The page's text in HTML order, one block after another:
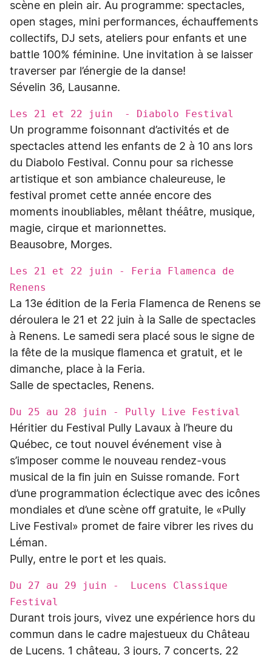
scène en plein air. Au programme: spectacles,
open stages, mini performances, échauffements
collectifs, DJ sets, ateliers pour enfants et une
battle 100% féminine. Une invitation à se laisser
traverser par l’énergie de la danse!
Sévelin 36, Lausanne.
Les 21 et 22 juin - Diabolo Festival
Un programme foisonnant d’activités et de
spectacles attend les enfants de 2 à 10 ans lors
du Diabolo Festival. Connu pour sa richesse
artistique et son ambiance chaleureuse, le
festival promet cette année encore des
moments inoubliables, mêlant théâtre, musique,
magie, cirque et marionnettes.
Beausobre, Morges.
Les 21 et 22 juin - Feria Flamenca de
Renens
La 13e édition de la Feria Flamenca de Renens se
déroulera le 21 et 22 juin à la Salle de spectacles
à Renens. Le samedi sera placé sous le signe de
la fête de la musique flamenca et gratuit, et le
dimanche, place à la Feria.
Salle de spectacles, Renens.
Du 25 au 28 juin - Pully Live Festival
Héritier du Festival Pully Lavaux à l’heure du
Québec, ce tout nouvel événement vise à
s’imposer comme le nouveau rendez-vous
musical de la fin juin en Suisse romande. Fort
d’une programmation éclectique avec des icônes
mondiales et d’une scène off gratuite, le «Pully
Live Festival» promet de faire vibrer les rives du
Léman.
Pully, entre le port et les quais.
Du 27 au 29 juin - Lucens Classique
Festival
Durant trois jours, vivez une expérience hors du
commun dans le cadre majestueux du Château
de Lucens. 1 château, 3 jours, 7 concerts, 22